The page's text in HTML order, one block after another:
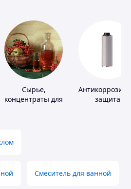
Сырье,
концентраты для
защита
Смеситель для ванной